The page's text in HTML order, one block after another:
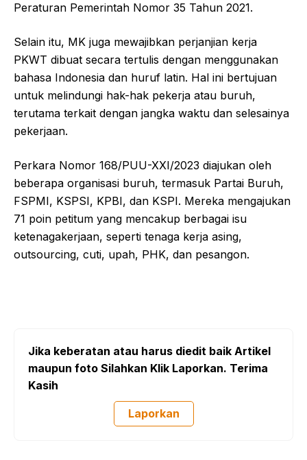
Peraturan Pemerintah Nomor 35 Tahun 2021.
Selain itu, MK juga mewajibkan perjanjian kerja
PKWT dibuat secara tertulis dengan menggunakan
bahasa Indonesia dan huruf latin. Hal ini bertujuan
untuk melindungi hak-hak pekerja atau buruh,
terutama terkait dengan jangka waktu dan selesainya
pekerjaan.
Perkara Nomor 168/PUU-XXI/2023 diajukan oleh
beberapa organisasi buruh, termasuk Partai Buruh,
FSPMI, KSPSI, KPBI, dan KSPI. Mereka mengajukan
71 poin petitum yang mencakup berbagai isu
ketenagakerjaan, seperti tenaga kerja asing,
outsourcing, cuti, upah, PHK, dan pesangon.
Jika keberatan atau harus diedit baik Artikel
maupun foto Silahkan Klik Laporkan. Terima
Kasih
Laporkan